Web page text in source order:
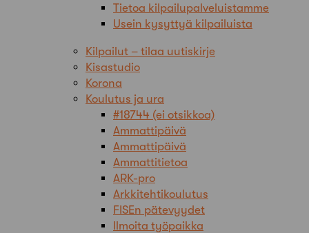
Tietoa kilpailupalveluistamme
Usein kysyttyä kilpailuista
Kilpailut – tilaa uutiskirje
Kisastudio
Korona
Koulutus ja ura
#18744 (ei otsikkoa)
Ammattipäivä
Ammattipäivä
Ammattitietoa
ARK-pro
Arkkitehtikoulutus
FISEn pätevyydet
Ilmoita työpaikka